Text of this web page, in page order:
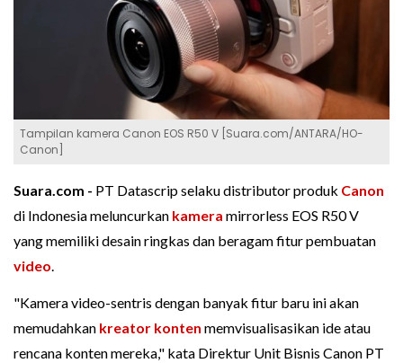
Tampilan kamera Canon EOS R50 V [Suara.com/ANTARA/HO-
Canon]
Suara.com - PT Datascrip selaku distributor produk Canon
di Indonesia meluncurkan kamera mirrorless EOS R50 V
yang memiliki desain ringkas dan beragam fitur pembuatan
video.
"Kamera video-sentris dengan banyak fitur baru ini akan
memudahkan kreator konten memvisualisasikan ide atau
rencana konten mereka," kata Direktur Unit Bisnis Canon PT